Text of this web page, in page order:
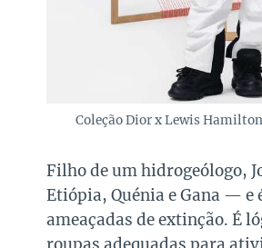
Coleção Dior x Lewis
Filho de um hidrogeólogo,
Etiópia, Quénia e Gana — e
ameaçadas de extinção. É